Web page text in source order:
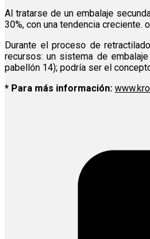
Al tratarse de un embalaje
30%, con una tendencia
Durante el proceso de
recursos: un sistema de
pabellón 14); podría ser el
* Para más información: